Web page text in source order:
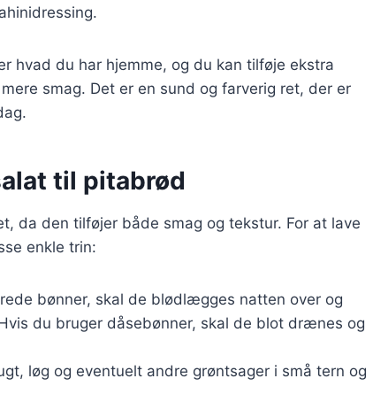
hvad du har hjemme, og du kan tilføje ekstra
smag. Det er en sund og farverig ret, der er
til pitabrød
da den tilføjer både smag og tekstur. For at lave
enkle trin:
bønner, skal de blødlægges natten over og
du bruger dåsebønner, skal de blot drænes og
løg og eventuelt andre grøntsager i små tern og